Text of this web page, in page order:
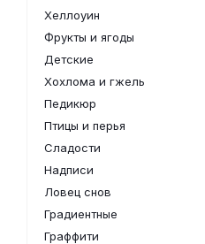
Хеллоуин
Фрукты и ягоды
Детские
Хохлома и гжель
Педикюр
Птицы и перья
Сладости
Надписи
Ловец снов
Градиентные
Граффити